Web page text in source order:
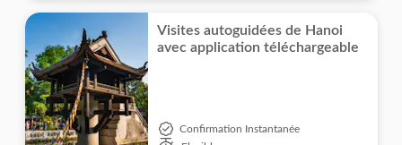
Visites autoguidées de Hanoi
avec application téléchargeable
Confirmation Instantanée